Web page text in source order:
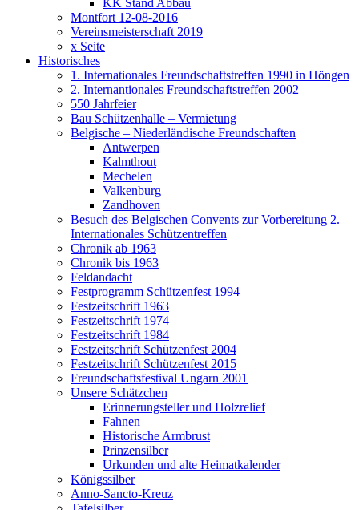
Montfort 12-08-2016
Vereinsmeisterschaft 2019
x Seite
Historisches
1. Internationales Freundschaftstreffen 1990 in Höngen
2. Internantionales Freundschaftstreffen 2002
550 Jahrfeier
Bau Schützenhalle – Vermietung
Belgische – Niederländische Freundschaften
Antwerpen
Kalmthout
Mechelen
Valkenburg
Zandhoven
Besuch des Belgischen Convents zur Vorbereitung 2.
Internationales Schützentreffen
Chronik ab 1963
Chronik bis 1963
Feldandacht
Festprogramm Schützenfest 1994
Festzeitschrift 1963
Festzeitschrift 1974
Festzeitschrift 1984
Festzeitschrift Schützenfest 2004
Festzeitschrift Schützenfest 2015
Freundschaftsfestival Ungarn 2001
Unsere Schätzchen
Erinnerungsteller und Holzrelief
Fahnen
Historische Armbrust
Prinzensilber
Urkunden und alte Heimatkalender
Königssilber
Anno-Sancto-Kreuz